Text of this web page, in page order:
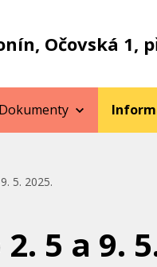
Očovská 1,
Dokumenty
5. 2025.
5 a 9.